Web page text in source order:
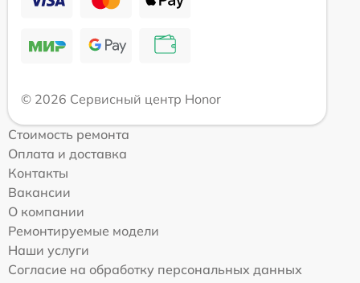
© 2026 Сервисный центр Honor
Стоимость ремонта
Оплата и доставка
Контакты
Вакансии
О компании
Ремонтируемые модели
Наши услуги
Согласие на обработку персональных данных